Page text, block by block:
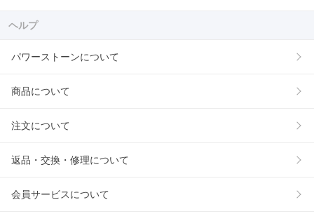
ヘルプ
パワーストーンについて
商品について
注文について
返品・交換・修理について
会員サービスについて